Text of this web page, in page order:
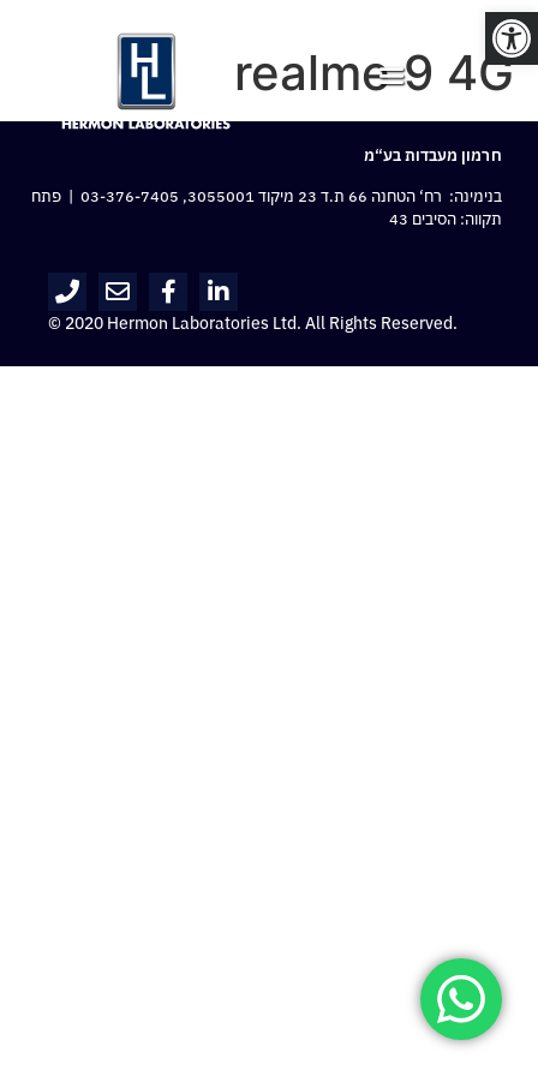
פתח סרגל נגישות
realme 9 4G
חרמון מעבדות בע“מ
בנימינה: רח‘ הטחנה 66 ת.ד 23 מיקוד 3055001,
03-376-7405 | פתח
תקווה: הסיבים 43
© 2020 Hermon Laboratories Ltd. All Rights Reserved.